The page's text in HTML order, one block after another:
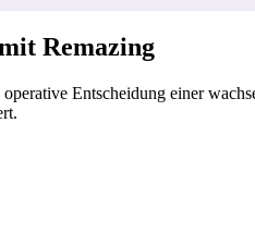
Remazing
Entscheidung einer